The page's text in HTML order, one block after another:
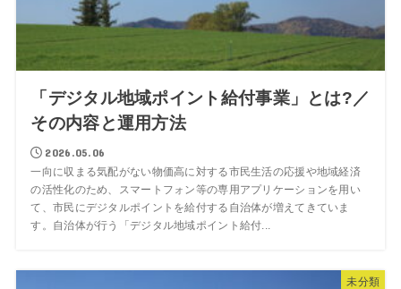
「デジタル地域ポイント給付事業」とは?／
その内容と運用方法
2026.05.06
一向に収まる気配がない物価高に対する市民生活の応援や地域経済
の活性化のため、スマートフォン等の専用アプリケーションを用い
て、市民にデジタルポイントを給付する自治体が増えてきていま
す。自治体が行う「デジタル地域ポイント給付...
未分類